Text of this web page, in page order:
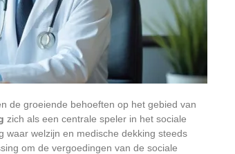
de groeiende behoeften op het gebied van
zich als een centrale speler in het sociale
waar welzijn en medische dekking steeds
om de vergoedingen van de sociale